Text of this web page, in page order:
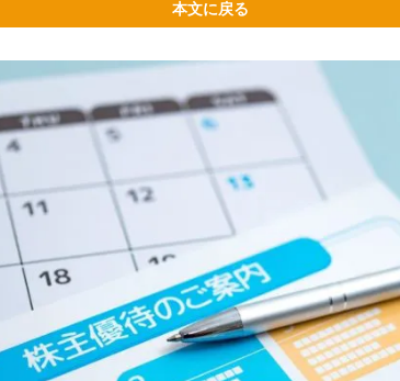
本文に戻る